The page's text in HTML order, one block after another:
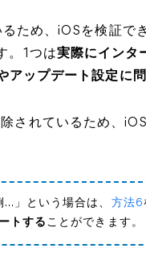
ため、iOSを検証で
。1つは実際にインタ
アップデート設定に
されているため、
」という場合は、 方法6
トする ことができます。